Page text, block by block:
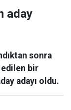
aday
sonra
bir
adayı oldu.